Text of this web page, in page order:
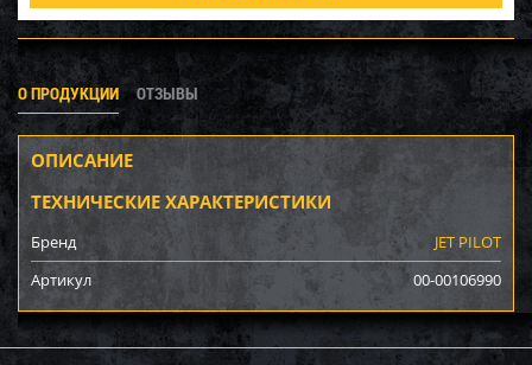
О ПРОДУКЦИИ ОТЗЫВЫ
ОПИСАНИЕ
ТЕХНИЧЕСКИЕ ХАРАКТЕРИСТИКИ
Бренд
JET PILOT
Артикул
00-00106990